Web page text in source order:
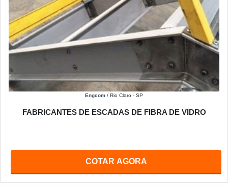
Engcom / Rio Claro - SP
FABRICANTES DE ESCADAS DE FIBRA DE VIDRO
COTAR AGORA